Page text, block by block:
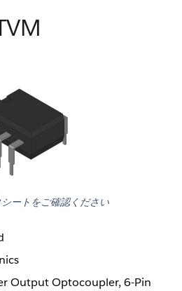
ートをご確認ください
Output Optocoupler, 6-Pin